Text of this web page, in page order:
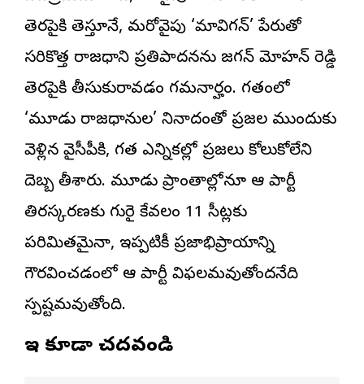
తెరపైకి తెస్తూనే, మరోవైపు ‘మావిగన్’ పేరుతో
సరికొత్త రాజధాని ప్రతిపాదనను జగన్ మోహన్ రెడ్డి
తెరపైకి తీసుకురావడం గమనార్హం. గతంలో
‘మూడు రాజధానుల’ నినాదంతో ప్రజల ముందుకు
వెళ్లిన వైసీపీకి, గత ఎన్నికల్లో ప్రజలు కోలుకోలేని
దెబ్బ తీశారు. మూడు ప్రాంతాల్లోనూ ఆ పార్టీ
తిరస్కరణకు గురై కేవలం 11 సీట్లకు
పరిమితమైనా, ఇప్పటికీ ప్రజాభిప్రాయాన్ని
గౌరవించడంలో ఆ పార్టీ విఫలమవుతోందనేది
స్పష్టమవుతోంది.
ఇవి కూడా చదవండి